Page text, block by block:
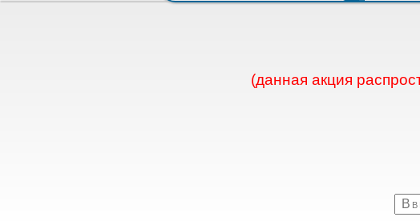
(данная акция